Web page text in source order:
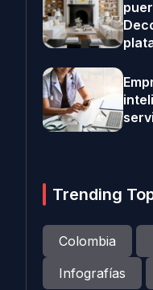
Trending
Colombia
Infografías